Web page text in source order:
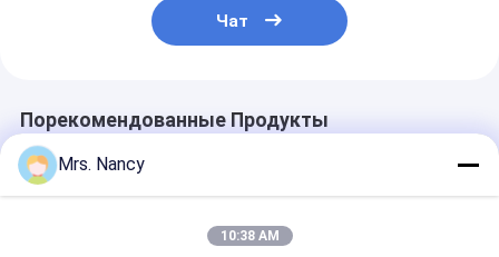
Чат
Порекомендованные Продукты
Mrs. Nancy
10:38 AM